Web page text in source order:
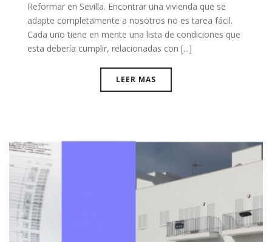
Reformar en Sevilla. Encontrar una vivienda que se
adapte completamente a nosotros no es tarea fácil.
Cada uno tiene en mente una lista de condiciones que
esta debería cumplir, relacionadas con [...]
LEER MAS